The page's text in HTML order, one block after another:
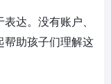
达。没有账户、
帮助孩子们理解这